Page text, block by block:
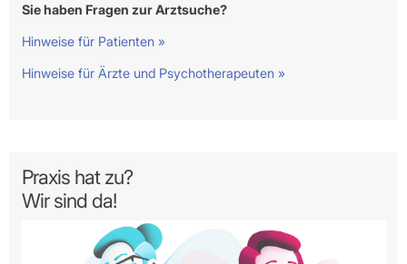
Sie haben Fragen zur Arztsuche?
Hinweise für Patienten »
Hinweise für Ärzte und Psychotherapeuten »
Praxis hat zu?
Wir sind da!